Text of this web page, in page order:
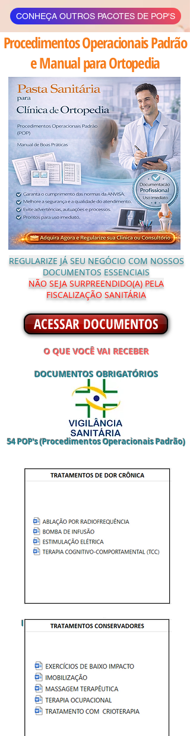
CONHEÇA OUTROS PACOTES DE POP'S
Procedimentos Operacionais Padrão
e Manual para Ortopedia
REGULARIZE JÁ SEU NEGÓCIO COM NOSSOS
DOCUMENTOS ESSENCIAIS
NÃO SEJA SURPREENDIDO(A) PELA
FISCALIZAÇÃO SANITÁRIA
O QUE VOCÊ VAI RECEBER
DOCUMENTOS OBRIGATÓRIOS
54 POP's (Procedimentos Operacionais Padrão)
FICHAS DE AVALIAÇÃO E ANAMNESE
PRONTUÁRIO E RECEITUÁRIO
ACESSAR DOCUMENTOS